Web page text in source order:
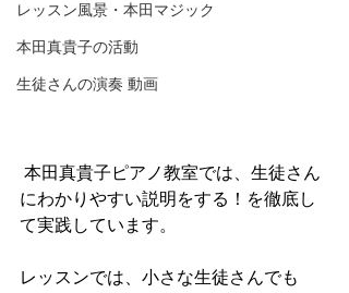
レッスン風景・本田マジック
本田真貴子の活動
生徒さんの演奏 動画
にわかりやすい説明をする！を徹底し
て実践しています。
レッスンでは、小さな生徒さんでも